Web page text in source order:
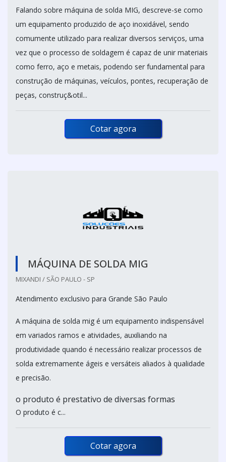
Falando sobre máquina de solda MIG, descreve-se como
um equipamento produzido de aço inoxidável, sendo
comumente utilizado para realizar diversos serviços, uma
vez que o processo de soldagem é capaz de unir materiais
como ferro, aço e metais, podendo ser fundamental para
construção de máquinas, veículos, pontes, recuperação de
peças, construç&otil...
Cotar agora
MÁQUINA DE SOLDA MIG
MIXANDI / SÃO PAULO - SP
Atendimento exclusivo para Grande São Paulo
A máquina de solda mig é um equipamento indispensável
em variados ramos e atividades, auxiliando na
produtividade quando é necessário realizar processos de
solda extremamente ágeis e versáteis aliados à qualidade
e precisão.
o produto é prestativo de diversas formas
O produto é c...
Cotar agora